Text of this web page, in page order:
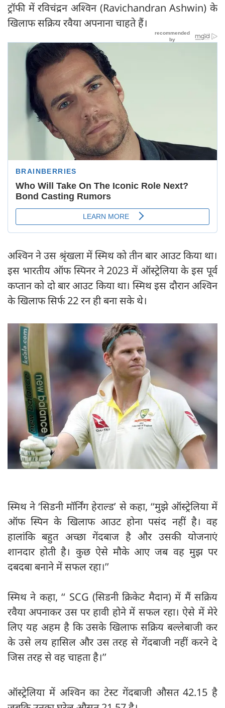
ट्रॉफी में रविचंद्रन अश्विन (Ravichandran Ashwin) के
खिलाफ सक्रिय रवैया अपनाना चाहते हैं।
अश्विन ने उस श्रृंखला में स्मिथ को तीन बार आउट किया था।
इस भारतीय ऑफ स्पिनर ने 2023 में ऑस्ट्रेलिया के इस पूर्व
कप्तान को दो बार आउट किया था। स्मिथ इस दौरान अश्विन
के खिलाफ सिर्फ 22 रन ही बना सके थे।
स्मिथ ने ‘सिडनी मॉर्निंग हेराल्ड’ से कहा, ‘‘मुझे ऑस्ट्रेलिया में
ऑफ स्पिन के खिलाफ आउट होना पसंद नहीं है। वह
हालांकि बहुत अच्छा गेंदबाज है और उसकी योजनाएं
शानदार होती है। कुछ ऐसे मौके आए जब वह मुझ पर
दबदबा बनाने में सफल रहा।’’
स्मिथ ने कहा, ‘‘ SCG (सिडनी क्रिकेट मैदान) में मैं सक्रिय
रवैया अपनाकर उस पर हावी होने में सफल रहा। ऐसे में मेरे
लिए यह अहम है कि उसके खिलाफ सक्रिय बल्लेबाजी कर
के उसे लय हासिल और उस तरह से गेंदबाजी नहीं करने दे
जिस तरह से वह चाहता है।’’
ऑस्ट्रेलिया में अश्विन का टेस्ट गेंदबाजी औसत 42.15 है